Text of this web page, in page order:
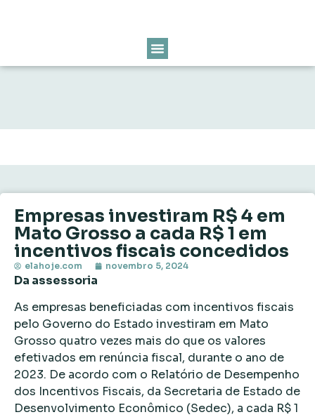
Empresas investiram R$ 4 em
Mato Grosso a cada R$ 1 em
incentivos fiscais concedidos
elahoje.com novembro 5, 2024
Da assessoria
As empresas beneficiadas com incentivos fiscais
pelo Governo do Estado investiram em Mato
Grosso quatro vezes mais do que os valores
efetivados em renúncia fiscal, durante o ano de
2023. De acordo com o Relatório de Desempenho
dos Incentivos Fiscais, da Secretaria de Estado de
Desenvolvimento Econômico (Sedec), a cada R$ 1